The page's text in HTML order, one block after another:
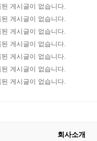
된 게시글이 없습니다.
된 게시글이 없습니다.
된 게시글이 없습니다.
된 게시글이 없습니다.
된 게시글이 없습니다.
된 게시글이 없습니다.
된 게시글이 없습니다.
회사소개